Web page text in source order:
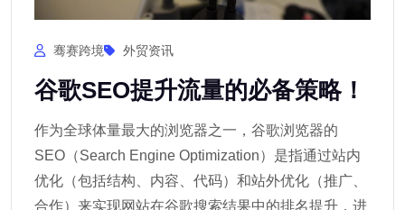
骞赛跨境 外贸资讯
谷歌SEO提升流量的必备策略！
作为全球体量最大的浏览器之一，谷歌浏览器的
SEO（Search Engine Optimization）是指通过站内
优化（包括结构、内容、代码）和站外优化（推广、
合作）来实现网站在谷歌搜索结果中的排名提升，进